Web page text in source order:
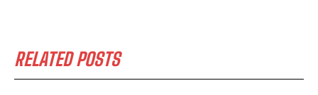
RELATED POSTS